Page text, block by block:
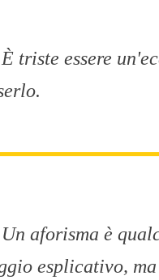
triste essere
aforisma è
esplicativo,